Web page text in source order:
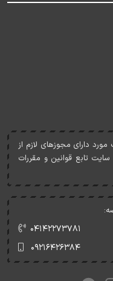
دارای مجوزهای لازم از
تابع قوانين و مقررات
۰۴۱۴۲۲۷۳۷۸۱
۰۹۲۱۶۴۲۶۳۸۴